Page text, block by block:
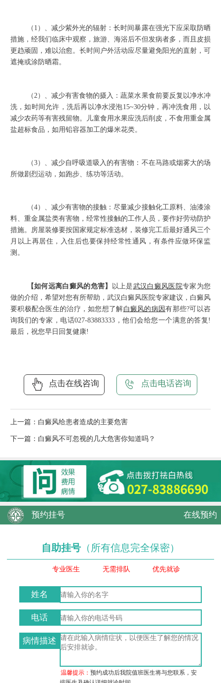
（1）、减少紫外光的辐射：长时间暴露在强光下应采取防晒
措施，经我们临床中观察，旅游、海浴后不但发病者多，而且皮损
更趋顽固，难以治愈。长时间户外活动应尽量避免阳光的直射，可
遮掩或涂防晒霜。
（2）、减少有害食物的摄入：蔬菜水果食前要反复以净水冲
洗，如时间允许，洗后再以净水浸泡15~30分钟，再冲洗食用，以
减少农药等有害残留物。儿童食用水果应洗后削皮，不食用重金属
盐超标食品，如用铅容器加工的爆米花类。
（3）、减少自呼吸道吸入的有害物：不在马路或烟雾大的场
所做剧烈运动，如跑步、练功等活动。
（4）、减少有害物的接触：尽量减少接触化工原料、油漆涂
料、重金属盐类有害物，经常性接触的工作人员，要作好劳动防护
措施。房屋装修要按国家规定标准选材，装修完工后最好通风三个
月以上再居住，入住后也要保持经常性通风，有条件应做环保监
测。
【如何远离白癜风的危害】 以上是武汉白癜风医院专家为您
做的介绍，希望对您有所帮助，武汉白癜风医院专家建议，白癜风
要积极配合医生的治疗，如您想了解白癜风的病因有那些?可以咨
询我们的专家，电话027-83883333，他们会给您一个满意的答复!
最后，祝您早日回复健康!
点击在线咨询 点击电话咨询
上一篇： 白癜风给患者造成的主要危害
下一篇： 白癜风不可忽视的几大危害你知道吗？
预约挂号 在线预约
自助挂号 （所有信息完全保密）
专业医生 无需排队 优先就诊
姓名
电话
病情描述
温馨提示：预约成功后我院值班医生将与您联系，安